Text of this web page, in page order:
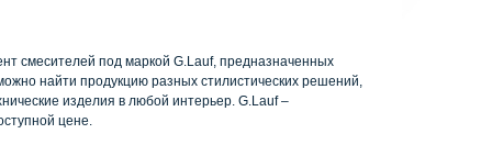
смесителей под маркой G.Lauf, предназначенных
найти продукцию разных стилистических решений,
изделия в любой интерьер. G.Lauf –
цене.